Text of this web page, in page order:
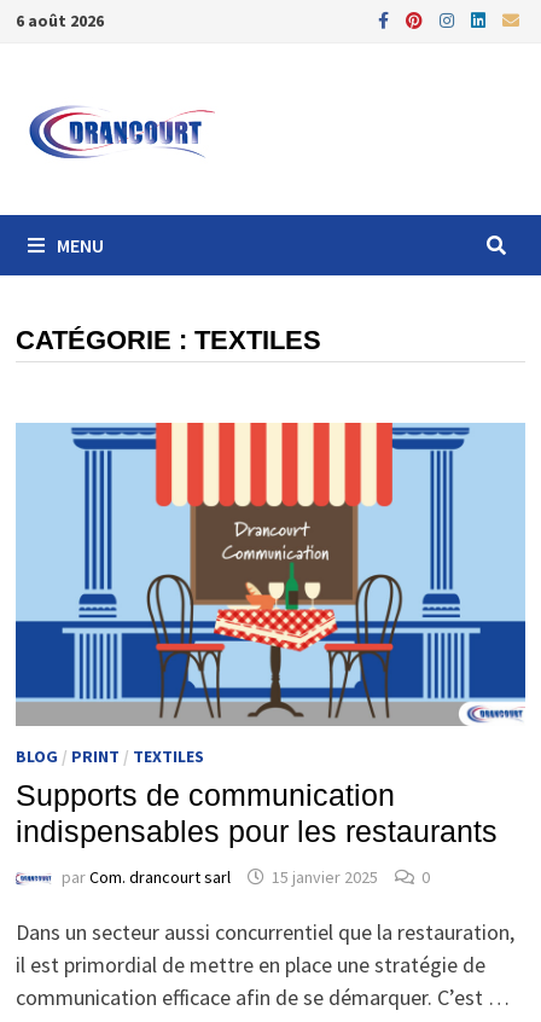
Passer
6 août 2026
MENU
CATÉGORIE :TEXTILES
BLOG / PRINT / TEXTILES
Supports de communication
indispensables pour les restaurants
parCom. drancourt sarl 15 janvier 2025 0
Dans un secteur aussi concurrentiel que la restauration,
il est primordial de mettre en place une stratégie de
communication efficace afin de se démarquer. C’est …